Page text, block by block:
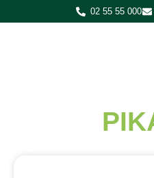
02 55 55 000